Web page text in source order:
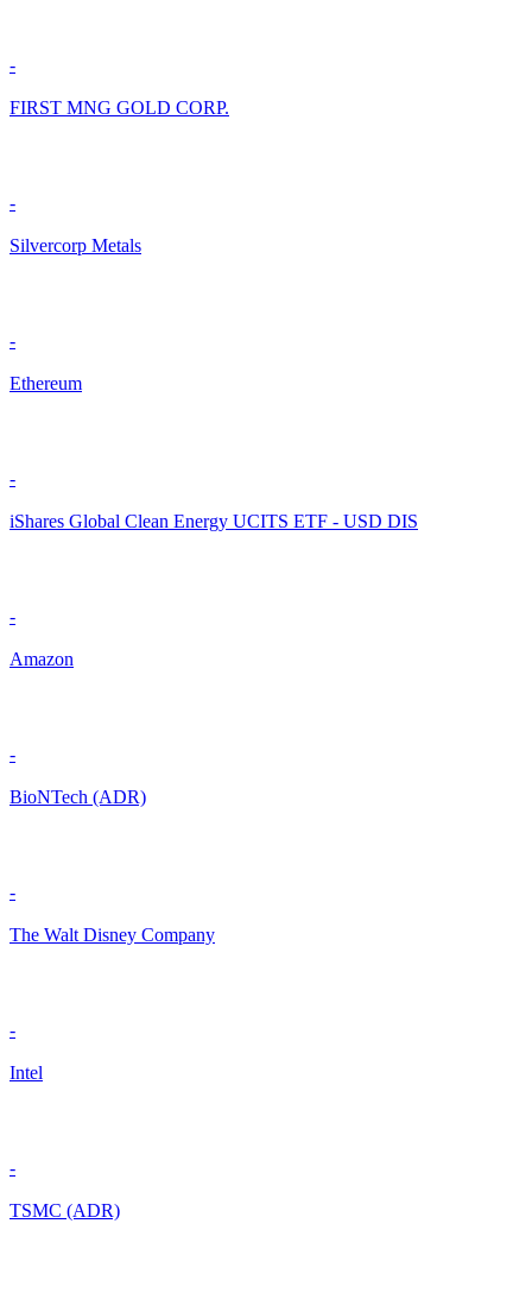
-
FIRST MNG GOLD CORP.
-
Silvercorp Metals
-
Ethereum
-
iShares Global Clean Energy UCITS ETF - USD DIS
-
Amazon
-
BioNTech (ADR)
-
The Walt Disney Company
-
Intel
-
TSMC (ADR)